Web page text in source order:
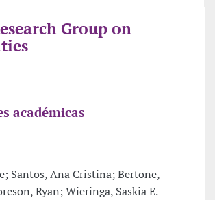
Group on
académicas
Santos, Ana Cristina; Bertone,
Ryan; Wieringa, Saskia E.